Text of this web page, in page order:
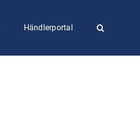
Händlerportal